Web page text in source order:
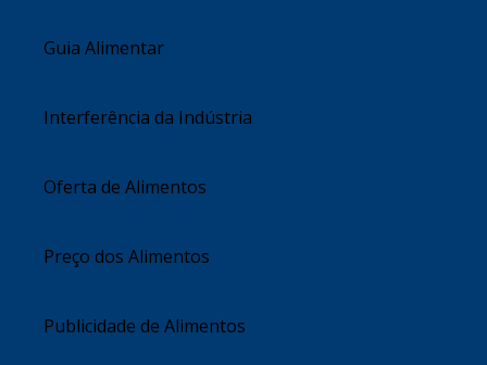
Guia Alimentar
Interferência da Indústria
Oferta de Alimentos
Preço dos Alimentos
Publicidade de Alimentos